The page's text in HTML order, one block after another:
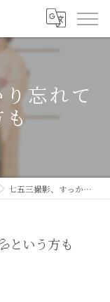
忘れて
も
七五三撮影、すっかり忘れてた💦という方も
という方も